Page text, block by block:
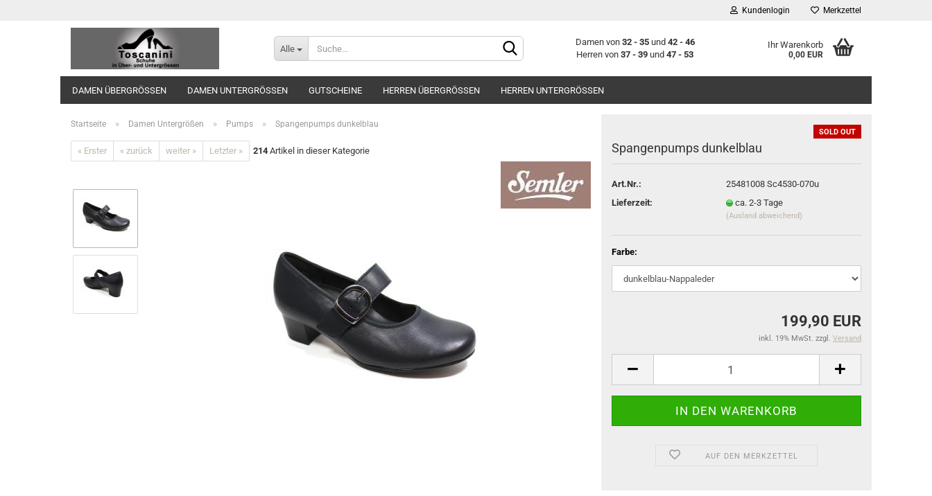
Kundenlogin
Konto erstellen
Merkzettel
Alle
Damen von 32 - 35und 42 - 46
Herren von37 - 39 und47 - 53
Ihr Warenkorb
0,00 EUR
DAMEN ÜBERGRÖSSEN DAMEN UNTERGRÖSSEN GUTSCHEINE HERREN ÜBERGRÖSSEN HERREN UNTERGRÖSSEN
Startseite » Damen Untergrößen » Pumps » Spangenpumps dunkelblau
« Erster « zurück weiter » Letzter » 214 Artikel in dieser Kategorie
SOLD OUT
Spangenpumps dunkelblau
Art.Nr.:
25481008 Sc4530-070u
Lieferzeit:
ca. 2-3 Tage
(Ausland abweichend)
Farbe:
199,90 EUR
inkl. 19% MwSt. zzgl. Versand
AUF DEN MERKZETTEL